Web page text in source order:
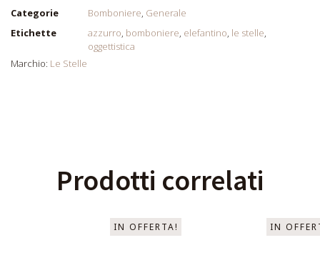
Categorie
Bomboniere, Generale
Etichette
azzurro, bomboniere, elefantino, le stelle,
oggettistica
Marchio: Le Stelle
Prodotti correlati
IN OFFERTA! IN